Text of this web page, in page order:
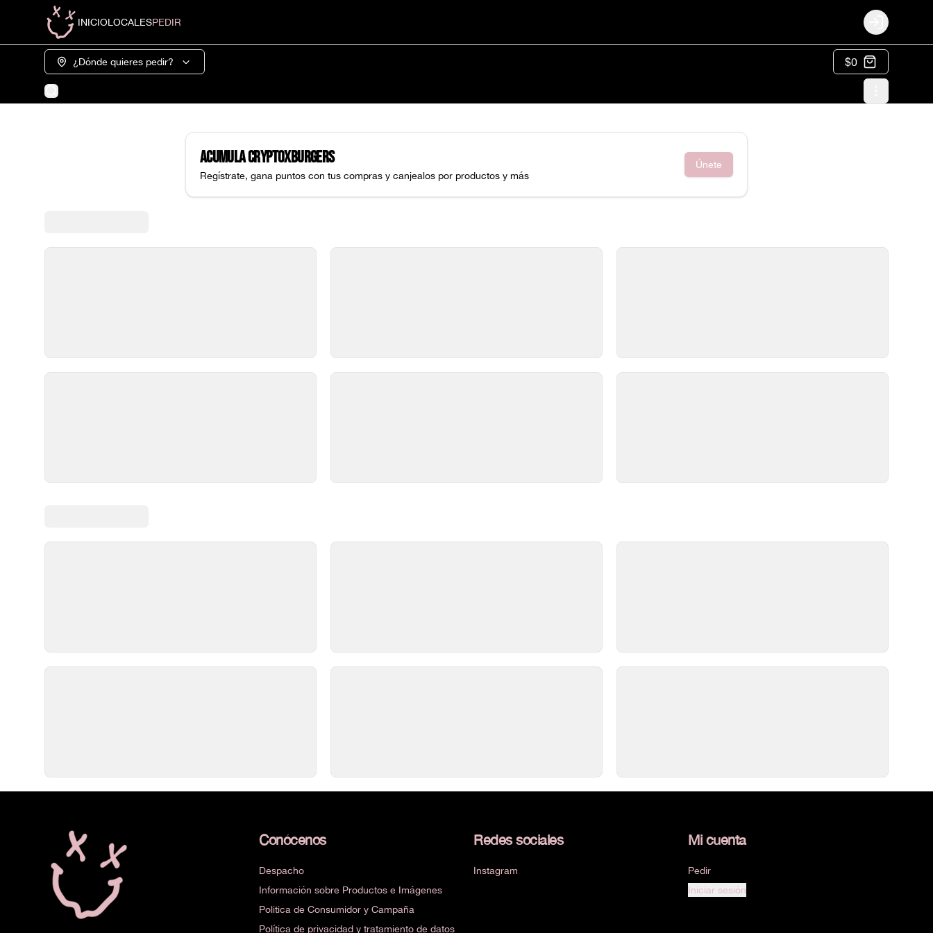
INICIOLOCALESPEDIR
Login
¿Dónde quieres pedir? $0
AcumulaCryptoXburgers
Regístrate, gana puntos con tus compras y canjealos por productos y más
Únete
Conócenos
Despacho
Información sobre Productos e Imágenes
Politica de Consumidor y Campaña
Política de privacidad y tratamiento de datos
Redes sociales
Instagram
Mi cuenta
Pedir
Iniciar sesión